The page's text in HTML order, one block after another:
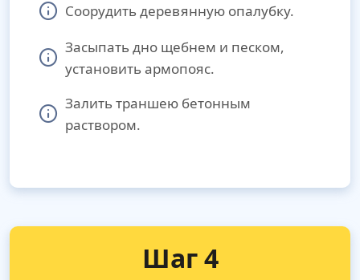
Соорудить деревянную опалубку.
Засыпать дно щебнем и песком,
установить армопояс.
Залить траншею бетонным
раствором.
Шаг 4